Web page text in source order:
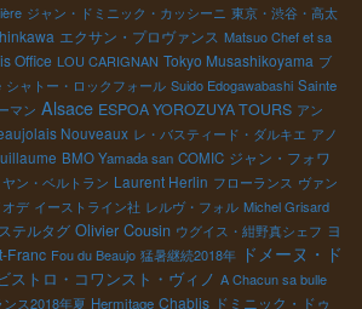
ジャン・ドミニック・カッシーニ 東京・渋谷・高太
エクサン・プロヴァンス Matsuo Chef et sa
Office LOU CARIGNAN Tokyo Musashikoyama ブ
シャトー・ロックフォール Suido Edogawabashi Sainte
マン Alsace ESPOA YOROZUYA TOURS アン
Nouveaux レ・バスティード・ダルキエ アノ
BMO Yamada san COMIC ジャン・フォワ
ヤン・ベルトラン Laurent Herlin フローランス ヴァン
オデ イーストライン社 レルヴ・フォル Michel Grisard
テルタグ Olivier Cousin ウグイス・紺野真シェフ ヨ
Franc Fou du Beaujo 猛暑継続2018年 ドメーヌ・ド
ストロ・コワンスト・ヴィノ A Chacun sa bulle
ス2018年夏 Hermitage Chablis ドミニック・ドゥ